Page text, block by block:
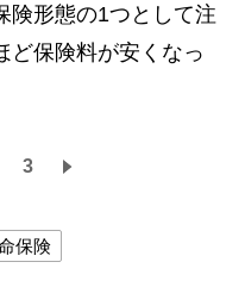
険形態の1つとして注
ど保険料が安くなっ
3
保険